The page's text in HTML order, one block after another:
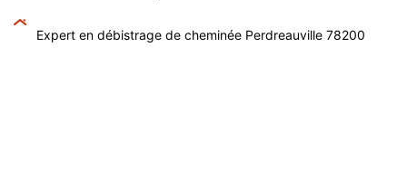
Expert en débistrage de cheminée Perdreauville 78200